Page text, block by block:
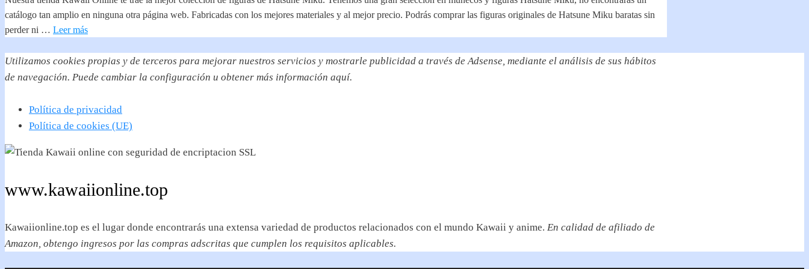
catálogo tan amplio en ninguna otra página web. Fabricadas con los mejores materiales y al mejor precio. Podrás comprar las figuras originales de Hatsune Miku baratas sin
perder ni … Leer más
Utilizamos cookies propias y de terceros para mejorar nuestros servicios y mostrarle publicidad a través de Adsense, mediante el análisis de sus hábitos
de navegación. Puede cambiar la configuración u obtener más información aquí.
Política de privacidad
Política de cookies (UE)
www.kawaiionline.top
Kawaiionline.top es el lugar donde encontrarás una extensa variedad de productos relacionados con el mundo Kawaii y anime. En calidad de afiliado de
Amazon, obtengo ingresos por las compras adscritas que cumplen los requisitos aplicables.